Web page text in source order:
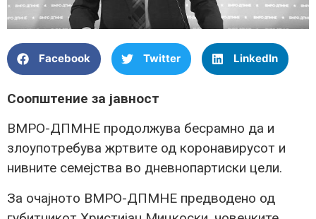
Facebook Twitter LinkedIn
Соопштение за јавност
ВМРО-ДПМНЕ продолжува бесрамно да и
злоупотребува жртвите од коронавирусот и
нивните семејства во дневнопартиски цели.
За очајното ВМРО-ДПМНЕ предводено од